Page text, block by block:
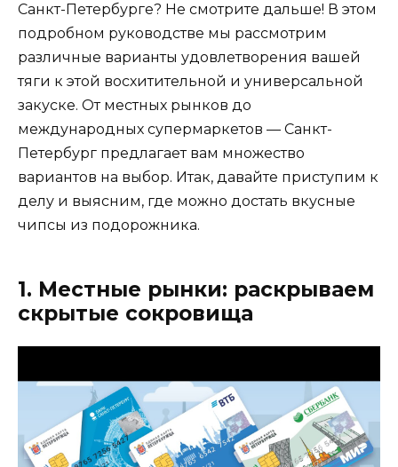
Санкт-Петербурге? Не смотрите дальше! В этом
подробном руководстве мы рассмотрим
различные варианты удовлетворения вашей
тяги к этой восхитительной и универсальной
закуске. От местных рынков до
международных супермаркетов — Санкт-
Петербург предлагает вам множество
вариантов на выбор. Итак, давайте приступим к
делу и выясним, где можно достать вкусные
чипсы из подорожника.
1. Местные рынки: раскрываем
скрытые сокровища